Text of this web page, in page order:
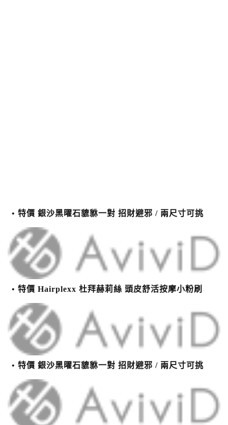
特價 銀沙黑曜石貔貅一對 招財避邪 / 兩尺寸可挑
特價 Hairplexx 杜拜赫莉絲 頭皮舒活按摩小粉刷
特價 銀沙黑曜石貔貅一對 招財避邪 / 兩尺寸可挑